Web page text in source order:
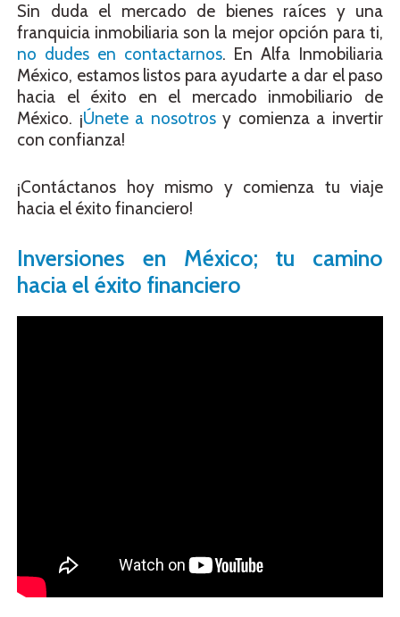
Sin duda el mercado de bienes raíces y una
franquicia inmobiliaria son la mejor opción para ti,
no dudes en contactarnos. En Alfa Inmobiliaria
México, estamos listos para ayudarte a dar el paso
hacia el éxito en el mercado inmobiliario de
México. ¡Únete a nosotrosy comienza a invertir
con confianza!
¡Contáctanos hoy mismo y comienza tu viaje
hacia el éxito financiero!
Inversiones en México; tu camino
hacia el éxito financiero